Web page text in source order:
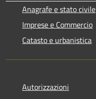
Anagrafe e stato civile
Imprese e Commercio
Catasto e urbanistica
Autorizzazioni